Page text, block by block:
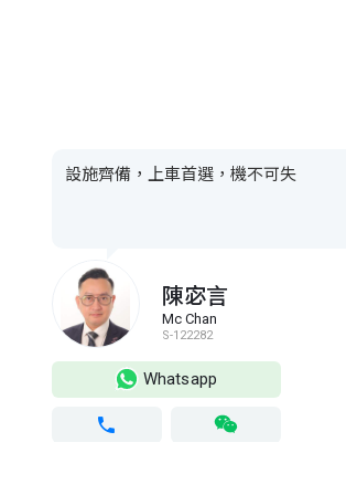
設施齊備，上車首選，機不可失
陳宓言
Mc Chan
S-122282
Whatsapp